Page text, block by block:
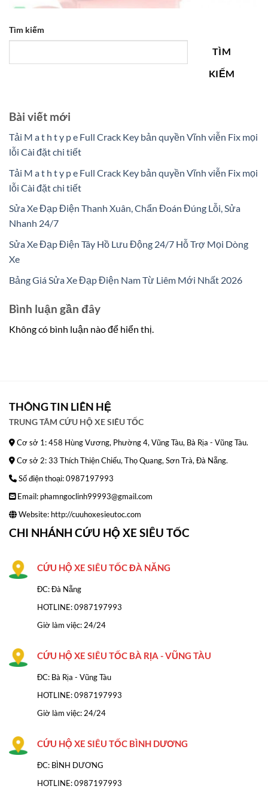
Tìm kiếm
TÌM
KIẾM
Bài viết mới
Tải M a t h t y p e Full Crack Key bản quyền Vĩnh viễn Fix mọi
lỗi Cài đặt chi tiết
Tải M a t h t y p e Full Crack Key bản quyền Vĩnh viễn Fix mọi
lỗi Cài đặt chi tiết
Sửa Xe Đạp Điện Thanh Xuân, Chẩn Đoán Đúng Lỗi, Sửa
Nhanh 24/7
Sửa Xe Đạp Điện Tây Hồ Lưu Động 24/7 Hỗ Trợ Mọi Dòng
Xe
Bảng Giá Sửa Xe Đạp Điện Nam Từ Liêm Mới Nhất 2026
Bình luận gần đây
Không có bình luận nào để hiển thị.
THÔNG TIN LIÊN HỆ
TRUNG TÂM CỨU HỘ XE SIÊU TỐC
Cơ sở 1: 458 Hùng Vương, Phường 4, Vũng Tàu, Bà Rịa - Vũng Tàu.
Cơ sở 2: 33 Thích Thiện Chiếu, Thọ Quang, Sơn Trà, Đà Nẵng.
Số điện thoại: 0987197993
Email: phamngoclinh99993@gmail.com
Website: http://cuuhoxesieutoc.com
CHI NHÁNH CỨU HỘ XE SIÊU TỐC
CỨU HỘ XE SIÊU TỐC ĐÀ NĂNG
ĐC: Đà Nẵng
HOTLINE:0987197993
Giờ làm việc: 24/24
CỨU HỘ XE SIÊU TỐC BÀ RỊA - VŨNG TÀU
ĐC: Bà Rịa - Vũng Tàu
HOTLINE: 0987197993
Giờ làm việc: 24/24
CỨU HỘ XE SIÊU TỐC BÌNH DƯƠNG
ĐC: BÌNH DƯƠNG
HOTLINE: 0987197993